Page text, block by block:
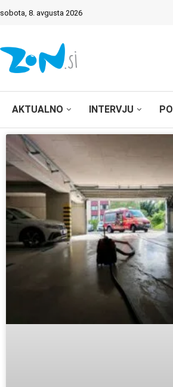
sobota, 8. avgusta 2026
AKTUALNO INTERVJU